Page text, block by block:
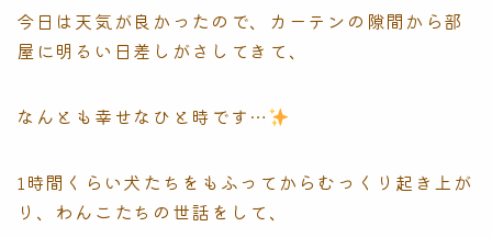
今日は天気が良かったので、カーテンの隙間から部
屋に明るい日差しがさしてきて、
なんとも幸せなひと時です…
1時間くらい犬たちをもふってからむっくり起き上が
り、わんこたちの世話をして、